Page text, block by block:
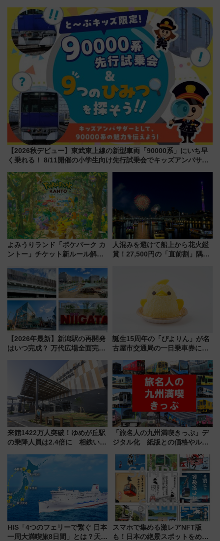
【新築マンション人気ランキン
グ】
斉藤雪乃＆福原トシヒロと行
く！9月13日「京都の鉄道満喫
ツアー」開催
【2026秋デビュー】東武東上線の新型車両「90000系」にいち早
く乗れる！ 8/11開催の小学生向け先行試乗会でキッズアンバサダ
よみうりランド「ポケパーク カ
ントー」チケット新ルール解
本人確認が11月スタート
人混みを避けて船上から花火鑑
賞！27,500円の「直前割」隅田
【2026年最新】新潟駅の再開発
はいつ完成？ 万代広場全面完成
開発、バスタ新潟構想まで徹底
解説！
誕生15周年の「ぴよりん」が名
古屋市交通局の一日乗車券に！
定1万5000枚】
来館1422万人突破！ゆめが丘駅
の乗降人員は2.4倍に 相鉄いず
年祭にそうにゃん＆DB.スター
マンが登場
「旅名人の九州満喫きっぷ」デ
ジタル化 紙版との価格やルー
HIS「4つのフェリーで繋ぐ 日本
一周大満喫旅8日間」とは？天橋
スマホで集める激レアNFT版
も！日本の絶景スポットをめぐ